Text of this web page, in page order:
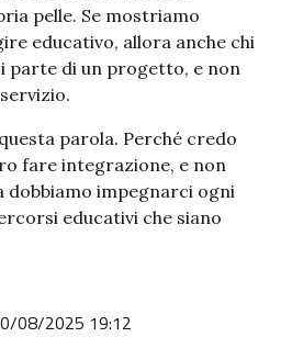
pelle. Se mostriamo
educativo, allora anche chi
parte di un progetto, e non
parola. Perché credo
fare integrazione, e non
dobbiamo impegnarci ogni
educativi che siano
08/2025 19:12